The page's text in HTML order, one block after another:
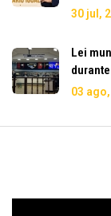
30 jul,
Lei
03